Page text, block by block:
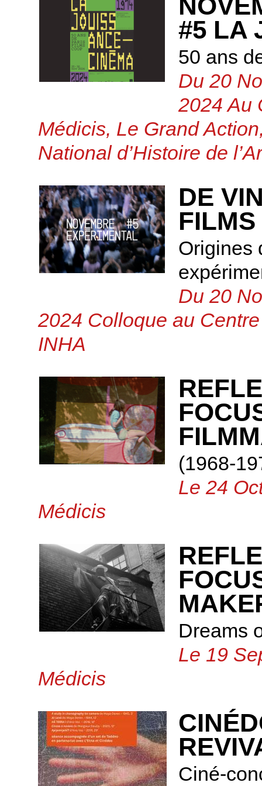
#5 LA
50 ans
Du 20
2024 Au
Médicis, Le Grand
National d’Histoire de
DE
Origines
Du 20
2024 Colloque au
INHA
(1968-
Le 24
Médicis
Dreams
Le 19
Médicis
Ciné-